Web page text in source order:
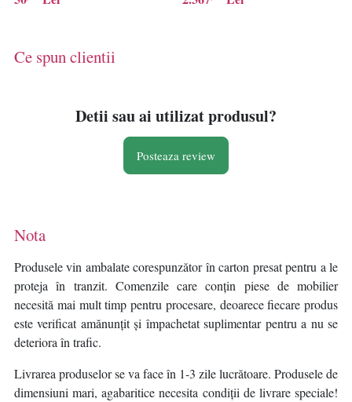
alb - Verificat A · Re-Bloom
16cm, 2 perne, 150 kg/persoana,
Ce spun clientii
Detii sau ai utilizat produsul?
Posteaza review
Nota
Produsele vin ambalate corespunzător în carton presat pentru a le
proteja în tranzit. Comenzile care conțin piese de mobilier
necesită mai mult timp pentru procesare, deoarece fiecare produs
este verificat amănunțit și împachetat suplimentar pentru a nu se
deteriora în trafic.
Livrarea produselor se va face în 1-3 zile lucrătoare. Produsele de
dimensiuni mari, agabaritice necesita condiții de livrare speciale!